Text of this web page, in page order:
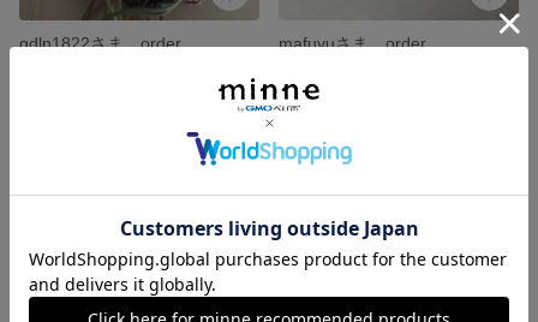
gdln1822さま order
mafuyuさま order